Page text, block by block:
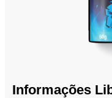
Informações